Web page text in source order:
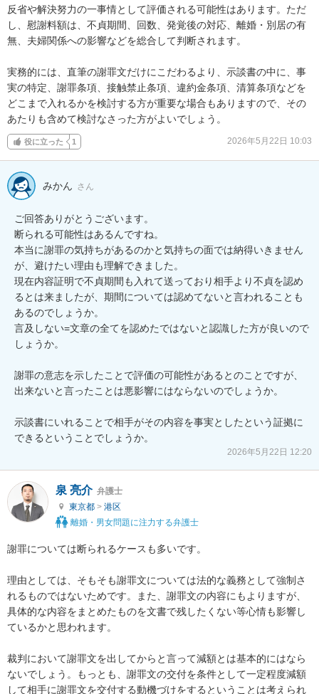
反省や解決努力の一事情として評価される可能性はあります。ただ
し、慰謝料額は、不貞期間、回数、発覚後の対応、離婚・別居の有
無、夫婦関係への影響などを総合して判断されます。
実務的には、直筆の謝罪文だけにこだわるより、示談書の中に、事
実の特定、謝罪条項、接触禁止条項、違約金条項、清算条項などを
どこまで入れるかを検討する方が重要な場合もありますので、その
あたりも含めて検討なさった方がよいでしょう。
役に立った 1 2026年5月22日 10:03
みかん さん
ご回答ありがとうございます。
断られる可能性はあるんですね。
本当に謝罪の気持ちがあるのかと気持ちの面では納得いきません
が、避けたい理由も理解できました。
現在内容証明で不貞期間も入れて送っており相手より不貞を認め
るとは来ましたが、期間については認めてないと言われることも
あるのでしょうか。
言及しない=文章の全てを認めたではないと認識した方が良いので
しょうか。
謝罪の意志を示したことで評価の可能性があるとのことですが、
出来ないと言ったことは悪影響にはならないのでしょうか。
示談書にいれることで相手がその内容を事実としたという証拠に
できるということでしょうか。
2026年5月22日 12:20
泉 亮介 弁護士
東京都 > 港区
離婚・男女問題に注力する弁護士
謝罪については断られるケースも多いです。
理由としては、そもそも謝罪文については法的な義務として強制さ
れるものではないためです。また、謝罪文の内容にもよりますが、
具体的な内容をまとめたものを文書で残したくない等心情も影響し
ているかと思われます。
裁判において謝罪文を出してからと言って減額とは基本的にはなら
ないでしょう。もっとも、謝罪文の交付を条件として一定程度減額
して相手に謝罪文を交付する動機づけをするということは考えられ